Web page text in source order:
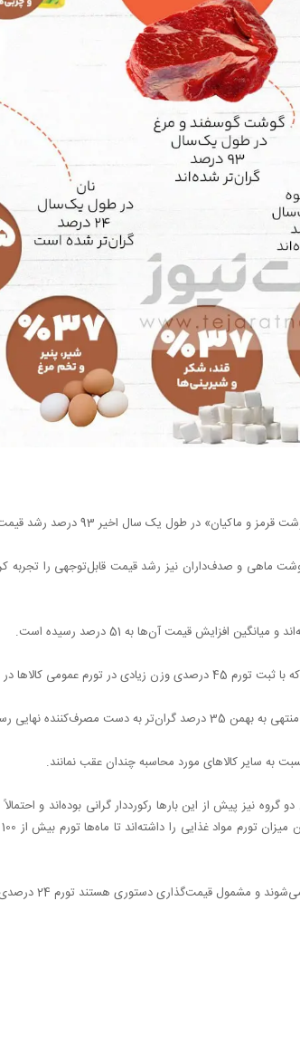
در طول یک سال اخیر 93 درصد رشد قیمت داشته‌اند.
در بهمن 1402 داشته‌اند.
کمتر از 35 درصد دارند که این دو گروه نیز پیش از این بارها رکورددار گرانی
نان و غلات نیز از